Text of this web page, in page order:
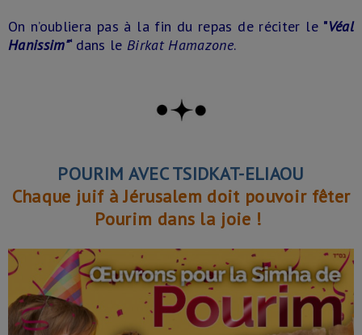
On n’oubliera pas à la fin du repas de réciter le"Véal
Hanissim"‘ dans le Birkat Hamazone.
POURIM AVEC TSIDKAT-ELIAOU
Chaque juif à Jérusalem doit pouvoir fêter
Pourim dans la joie !